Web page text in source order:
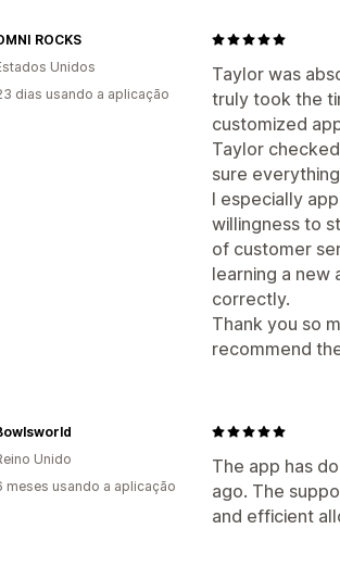
Taylor was
truly took the
customized
Taylor
sure
I especially
willingness to
of customer
learning a new
correctly.
Thank you so
recommend
ROCKS
Unidos
dias usando a aplicação
The app has
ago. The
and efficient
Unido
meses usando a aplicação